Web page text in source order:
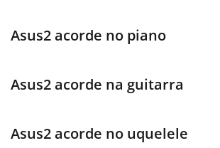
Italiano
Asus2 acorde no piano
Asus2 acorde na guitarra
Asus2 acorde no uquelele